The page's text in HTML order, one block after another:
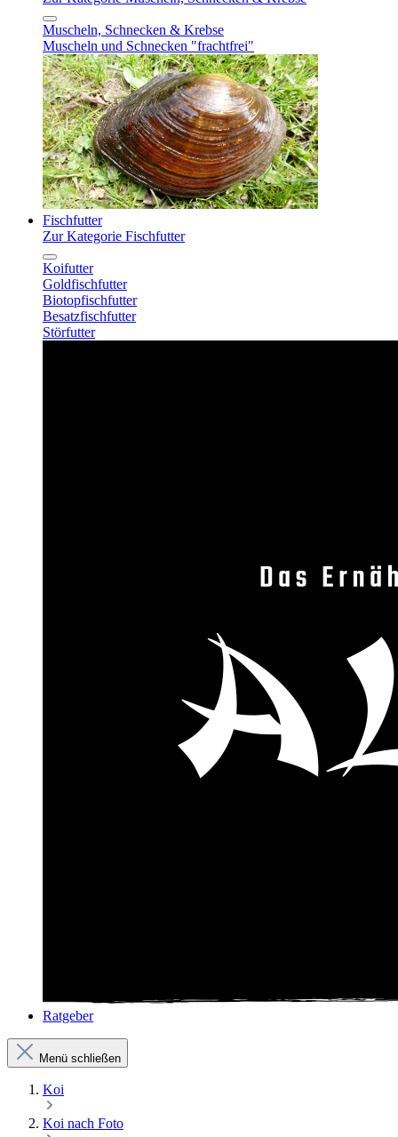
Muscheln, Schnecken & Krebse
Muscheln und Schnecken "frachtfrei"
Fischfutter
Zur Kategorie Fischfutter
Koifutter
Goldfischfutter
Biotopfischfutter
Besatzfischfutter
Störfutter
Ratgeber
Menü schließen
Koi
Koi nach Foto